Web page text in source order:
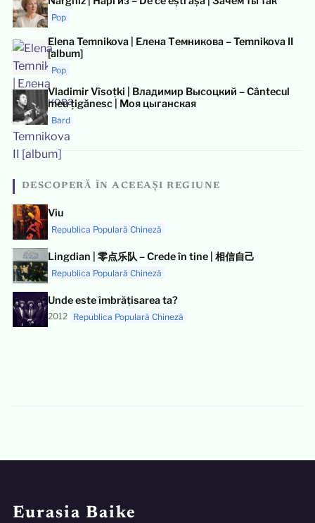
Pop
Elena Temnikova | Елена Темникова – Temnikova II
[album]
Pop
Vladimir Vîsoțki | Владимир Высоцкий – Cântecul
meu țigănesc | Моя цыганская
Bard
DESCOPERĂ ÎN ACEEAȘI REGIUNE
Viu
Republica Populară Chineză
Lingdian | 零点乐队 – Crede în tine | 相信自己
Republica Populară Chineză
Unde este îmbrățisarea ta?
2012 Republica Populară Chineză
Eurasia Baike